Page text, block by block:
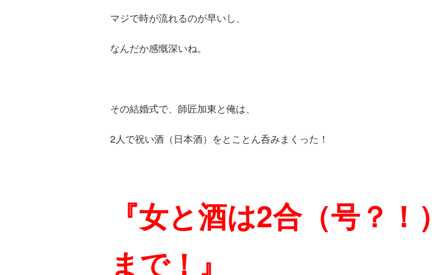
マジで時が流れるのが早いし、
なんだか感慨深いね。
その結婚式で、師匠加東と俺は、
2人で祝い酒（日本酒） をとことん呑みまくった！
『女と酒は2合（号？！）
まで！』